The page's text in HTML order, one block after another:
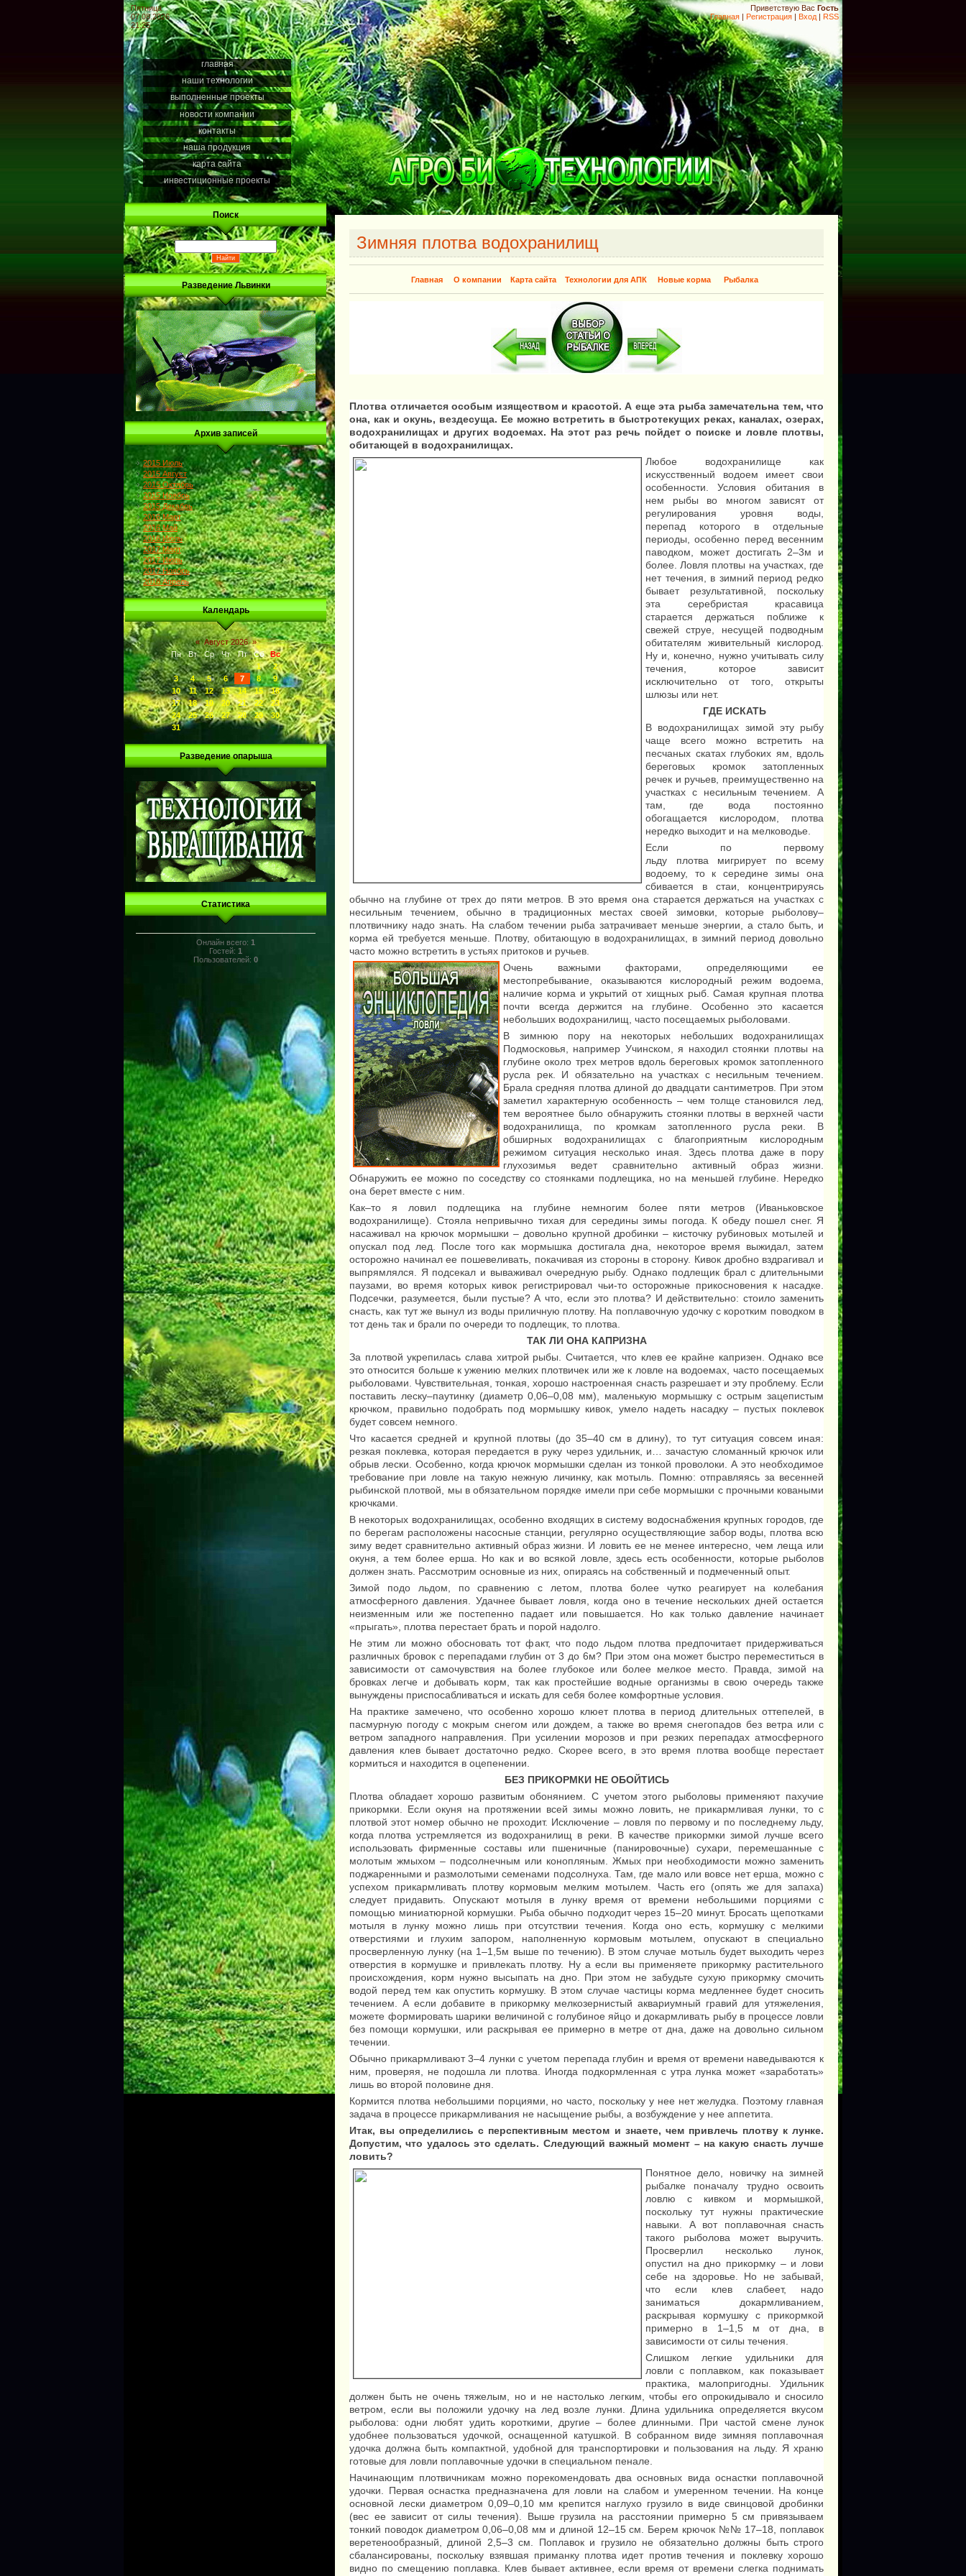
Пятница
07.08.2026
21:25
Приветствую Вас Гость
Главная | Регистрация | Вход | RSS
главная
наши технологии
выполненные проекты
новости компании
контакты
наша продукция
карта сайта
инвестиционные проекты
Поиск
Разведение Львинки
Архив записей
2015 Июль
2015 Август
2015 Октябрь
2015 Ноябрь
2015 Декабрь
2016 Март
2016 Май
2016 Июль
2017 Март
2017 Июль
2017 Ноябрь
2018 Апрель
Календарь
« Август 2026 »
Пн
Вт Ср Чт Пт Сб
Вс
1
2
3
4 5 6 7 8
9
10
11 12 13 14 15
16
17
18 19 20 21 22
23
24
25 26 27 28 29
30
31
Разведение опарыша
Статистика
Онлайн всего: 1
Гостей: 1
Пользователей: 0
Зимняя плотва водохранилищ
Главная О компании Карта сайта Технологии для АПК Новые корма Рыбалка​
Плотва отличается особым изяществом и красотой. А еще эта рыба замечательна тем, что
она, как и окунь, вездесуща. Ее можно встретить в быстротекущих реках, каналах, озерах,
водохранилищах и других водоемах. На этот раз речь пойдет о поиске и ловле плотвы,
обитающей в водохранилищах.
Любое водохранилище как
искусственный водоем имеет свои
особенности. Условия обитания в
нем рыбы во многом зависят от
регулирования уровня воды,
перепад которого в отдельные
периоды, особенно перед весенним
паводком, может достигать 2–3м и
более. Ловля плотвы на участках, где
нет течения, в зимний период редко
бывает результативной, поскольку
эта серебристая красавица
старается держаться поближе к
свежей струе, несущей подводным
обитателям живительный кислород.
Ну и, конечно, нужно учитывать силу
течения, которое зависит
исключительно от того, открыты
шлюзы или нет.
ГДЕ ИСКАТЬ
В водохранилищах зимой эту рыбу
чаще всего можно встретить на
песчаных скатах глубоких ям, вдоль
береговых кромок затопленных
речек и ручьев, преимущественно на
участках с несильным течением. А
там, где вода постоянно
обогащается кислородом, плотва
нередко выходит и на мелководье.
Если по первому
льду плотва мигрирует по всему
водоему, то к середине зимы она
сбивается в стаи, концентрируясь
обычно на глубине от трех до пяти метров. В это время она старается держаться на участках с
несильным течением, обычно в традиционных местах своей зимовки, которые рыболову–
плотвичнику надо знать. На слабом течении рыба затрачивает меньше энергии, а стало быть, и
корма ей требуется меньше. Плотву, обитающую в водохранилищах, в зимний период довольно
часто можно встретить в устьях притоков и ручьев.
Очень важными факторами, определяющими ее
местопребывание, оказываются кислородный режим водоема,
наличие корма и укрытий от хищных рыб. Самая крупная плотва
почти всегда держится на глубине. Особенно это касается
небольших водохранилищ, часто посещаемых рыболовами.
В зимнюю пору на некоторых небольших водохранилищах
Подмосковья, например Учинском, я находил стоянки плотвы на
глубине около трех метров вдоль береговых кромок затопленного
русла рек. И обязательно на участках с несильным течением.
Брала средняя плотва длиной до двадцати сантиметров. При этом
заметил характерную особенность – чем толще становился лед,
тем вероятнее было обнаружить стоянки плотвы в верхней части
водохранилища, по кромкам затопленного русла реки. В
обширных водохранилищах с благоприятным кислородным
режимом ситуация несколько иная. Здесь плотва даже в пору
глухозимья ведет сравнительно активный образ жизни.
Обнаружить ее можно по соседству со стоянками подлещика, но на меньшей глубине. Нередко
она берет вместе с ним.
Как–то я ловил подлещика на глубине немногим более пяти метров (Иваньковское
водохранилище). Стояла непривычно тихая для середины зимы погода. К обеду пошел снег. Я
насаживал на крючок мормышки – довольно крупной дробинки – кисточку рубиновых мотылей и
опускал под лед. После того как мормышка достигала дна, некоторое время выжидал, затем
осторожно начинал ее пошевеливать, покачивая из стороны в сторону. Кивок дробно вздрагивал и
выпрямлялся. Я подсекал и вываживал очередную рыбу. Однако подлещик брал с длительными
паузами, во время которых кивок регистрировал чьи-то осторожные прикосновения к насадке.
Подсечки, разумеется, были пустые? А что, если это плотва? И действительно: стоило заменить
снасть, как тут же вынул из воды приличную плотву. На поплавочную удочку с коротким поводком в
тот день так и брали по очереди то подлещик, то плотва.
ТАК ЛИ ОНА КАПРИЗНА
За плотвой укрепилась слава хитрой рыбы. Считается, что клев ее крайне капризен. Однако все
это относится больше к ужению мелких плотвичек или же к ловле на водоемах, часто посещаемых
рыболовами. Чувствительная, тонкая, хорошо настроенная снасть разрешает и эту проблему. Если
поставить леску–паутинку (диаметр 0,06–0,08 мм), маленькую мормышку с острым зацепистым
крючком, правильно подобрать под мормышку кивок, умело надеть насадку – пустых поклевок
будет совсем немного.
Что касается средней и крупной плотвы (до 35–40 см в длину), то тут ситуация совсем иная:
резкая поклевка, которая передается в руку через удильник, и… зачастую сломанный крючок или
обрыв лески. Особенно, когда крючок мормышки сделан из тонкой проволоки. А это необходимое
требование при ловле на такую нежную личинку, как мотыль. Помню: отправляясь за весенней
рыбинской плотвой, мы в обязательном порядке имели при себе мормышки с прочными коваными
крючками.
В некоторых водохранилищах, особенно входящих в систему водоснабжения крупных городов, где
по берегам расположены насосные станции, регулярно осуществляющие забор воды, плотва всю
зиму ведет сравнительно активный образ жизни. И ловить ее не менее интересно, чем леща или
окуня, а тем более ерша. Но как и во всякой ловле, здесь есть особенности, которые рыболов
должен знать. Рассмотрим основные из них, опираясь на собственный и подмеченный опыт.
Зимой подо льдом, по сравнению с летом, плотва более чутко реагирует на колебания
атмосферного давления. Удачнее бывает ловля, когда оно в течение нескольких дней остается
неизменным или же постепенно падает или повышается. Но как только давление начинает
«прыгать», плотва перестает брать и порой надолго.
Не этим ли можно обосновать тот факт, что подо льдом плотва предпочитает придерживаться
различных бровок с перепадами глубин от 3 до 6м? При этом она может быстро переместиться в
зависимости от самочувствия на более глубокое или более мелкое место. Правда, зимой на
бровках легче и добывать корм, так как простейшие водные организмы в свою очередь также
вынуждены приспосабливаться и искать для себя более комфортные условия.
На практике замечено, что особенно хорошо клюет плотва в период длительных оттепелей, в
пасмурную погоду с мокрым снегом или дождем, а также во время снегопадов без ветра или с
ветром западного направления. При усилении морозов и при резких перепадах атмосферного
давления клев бывает достаточно редко. Скорее всего, в это время плотва вообще перестает
кормиться и находится в оцепенении.
БЕЗ ПРИКОРМКИ НЕ ОБОЙТИСЬ
Плотва обладает хорошо развитым обонянием. С учетом этого рыболовы применяют пахучие
прикормки. Если окуня на протяжении всей зимы можно ловить, не прикармливая лунки, то с
плотвой этот номер обычно не проходит. Исключение – ловля по первому и по последнему льду,
когда плотва устремляется из водохранилищ в реки. В качестве прикормки зимой лучше всего
использовать фирменные составы или пшеничные (панировочные) сухари, перемешанные с
молотым жмыхом – подсолнечным или конопляным. Жмых при необходимости можно заменить
поджаренными и размолотыми семенами подсолнуха. Там, где мало или вовсе нет ерша, можно с
успехом прикармливать плотву кормовым мелким мотылем. Часть его (опять же для запаха)
следует придавить. Опускают мотыля в лунку время от времени небольшими порциями с
помощью миниатюрной кормушки. Рыба обычно подходит через 15–20 минут. Бросать щепотками
мотыля в лунку можно лишь при отсутствии течения. Когда оно есть, кормушку с мелкими
отверстиями и глухим запором, наполненную кормовым мотылем, опускают в специально
просверленную лунку (на 1–1,5м выше по течению). В этом случае мотыль будет выходить через
отверстия в кормушке и привлекать плотву. Ну а если вы применяете прикормку растительного
происхождения, корм нужно высыпать на дно. При этом не забудьте сухую прикормку смочить
водой перед тем как опустить кормушку. В этом случае частицы корма медленнее будет сносить
течением. А если добавите в прикормку мелкозернистый аквариумный гравий для утяжеления,
можете формировать шарики величиной с голубиное яйцо и докармливать рыбу в процессе ловли
без помощи кормушки, или раскрывая ее примерно в метре от дна, даже на довольно сильном
течении.
Обычно прикармливают 3–4 лунки с учетом перепада глубин и время от времени наведываются к
ним, проверяя, не подошла ли плотва. Иногда подкормленная с утра лунка может «заработать»
лишь во второй половине дня.
Кормится плотва небольшими порциями, но часто, поскольку у нее нет желудка. Поэтому главная
задача в процессе прикармливания не насыщение рыбы, а возбуждение у нее аппетита.
Итак, вы определились с перспективным местом и знаете, чем привлечь плотву к лунке.
Допустим, что удалось это сделать. Следующий важный момент – на какую снасть лучше
ловить?
Понятное дело, новичку на зимней
рыбалке поначалу трудно освоить
ловлю с кивком и мормышкой,
поскольку тут нужны практические
навыки. А вот поплавочная снасть
такого рыболова может выручить.
Просверлил несколько лунок,
опустил на дно прикормку – и лови
себе на здоровье. Но не забывай,
что если клев слабеет, надо
заниматься докармливанием,
раскрывая кормушку с прикормкой
примерно в 1–1,5 м от дна, в
зависимости от силы течения.
Слишком легкие удильники для
ловли с поплавком, как показывает
практика, малопригодны. Удильник
должен быть не очень тяжелым, но и не настолько легким, чтобы его опрокидывало и сносило
ветром, если вы положили удочку на лед возле лунки. Длина удильника определяется вкусом
рыболова: одни любят удить короткими, другие – более длинными. При частой смене лунок
удобнее пользоваться удочкой, оснащенной катушкой. В собранном виде зимняя поплавочная
удочка должна быть компактной, удобной для транспортировки и пользования на льду. Я храню
готовые для ловли поплавочные удочки в специальном пенале.
Начинающим плотвичникам можно порекомендовать два основных вида оснастки поплавочной
удочки. Первая оснастка предназначена для ловли на слабом и умеренном течении. На конце
основной лески диаметром 0,09–0,10 мм крепится наглухо грузило в виде свинцовой дробинки
(вес ее зависит от силы течения). Выше грузила на расстоянии примерно 5 см привязываем
тонкий поводок диаметром 0,06–0,08 мм и длиной 12–15 см. Берем крючок №№ 17–18, поплавок
веретенообразный, длиной 2,5–3 см. Поплавок и грузило не обязательно должны быть строго
сбалансированы, поскольку взявшая приманку плотва идет против течения и поклевку хорошо
видно по смещению поплавка. Клев бывает активнее, если время от времени слегка поднимать